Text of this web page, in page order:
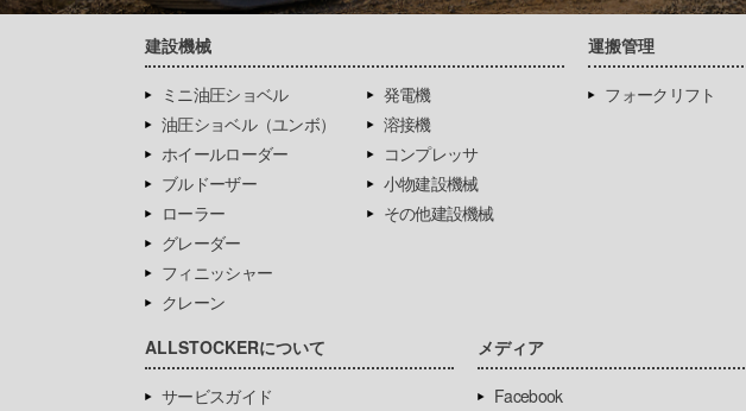
建設機械
ミニ油圧ショベル
油圧ショベル（ユンボ）
ホイールローダー
ブルドーザー
ローラー
グレーダー
フィニッシャー
クレーン
発電機
溶接機
コンプレッサ
小物建設機械
その他建設機械
運搬管理
フォークリフト
ALLSTOCKERについて
サービスガイド
メディア
Facebook